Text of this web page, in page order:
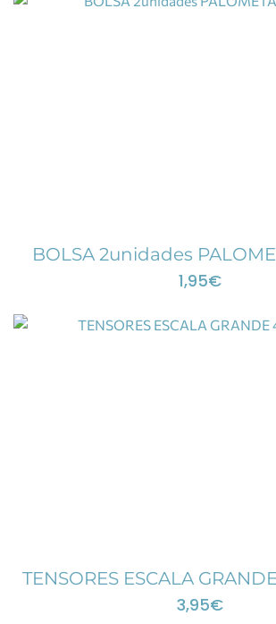
BOLSA 2unidades
1,95€
TENSORES ESCALA
3,95€